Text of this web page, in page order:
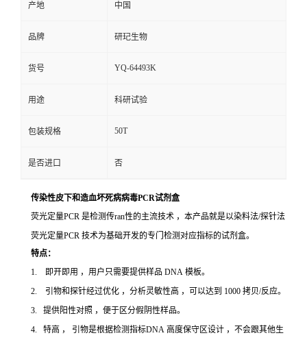
产地 中国
品牌 研玘生物
货号 YQ-64493K
用途 科研试验
包装规格 50T
是否进口 否
传染性皮下和造血坏死病病毒PCR试剂盒
荧光定量PCR 是检测传ran性的主流技术 ，本产品就是以染料法/探针法
荧光定量PCR 技术为基础开发的专门检测对应指标的试剂盒。
特点：
1. 即开即用 ，用户只需要提供样品 DNA 模板。
2. 引物和探针经过优化 ，分析灵敏性高 ，可以达到 1000 拷贝/反应。
3. 提供阳性对照 ，便于区分假阴性样品。
4. 特高 ， 引物是根据检测指标DNA 高度保守区设计 ，不会跟其他生